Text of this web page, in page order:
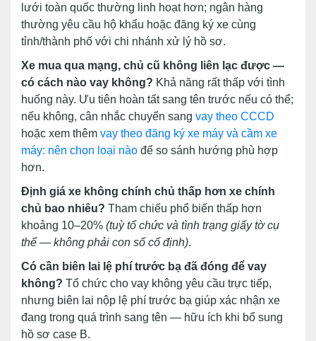
lưới toàn quốc thường linh hoạt hơn; ngân hàng
thường yêu cầu hộ khẩu hoặc đăng ký xe cùng
tỉnh/thành phố với chi nhánh xử lý hồ sơ.
Xe mua qua mạng, chủ cũ không liên lạc được —
có cách nào vay không? Khả năng rất thấp với tình
huống này. Ưu tiên hoàn tất sang tên trước nếu có thể;
nếu không, cân nhắc chuyển sang vay theo CCCD
hoặc xem thêm vay theo đăng ký xe máy và cầm xe
máy: nên chọn loại nào để so sánh hướng phù hợp
hơn.
Định giá xe không chính chủ thấp hơn xe chính
chủ bao nhiêu? Tham chiếu phổ biến thấp hơn
khoảng 10–20% (tuỳ tổ chức và tình trạng giấy tờ cụ
thể — không phải con số cố định).
Có cần biên lai lệ phí trước bạ đã đóng để vay
không? Tổ chức cho vay không yêu cầu trực tiếp,
nhưng biên lai nộp lệ phí trước bạ giúp xác nhận xe
đang trong quá trình sang tên — hữu ích khi bổ sung
hồ sơ case B.